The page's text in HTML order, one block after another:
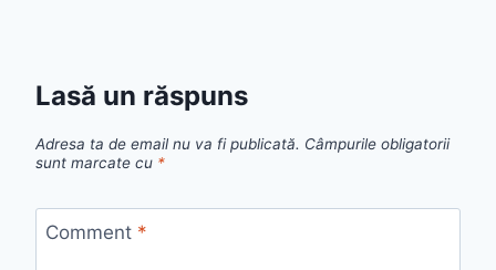
Lasă un răspuns
Adresa ta de email nu va fi publicată. Câmpurile obligatorii
sunt marcate cu *
Comment *